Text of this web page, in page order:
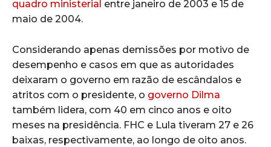
quadro ministerial entre janeiro de 2003 e 15 de
maio de 2004.
Considerando apenas demissões por motivo de
desempenho e casos em que as autoridades
deixaram o governo em razão de escândalos e
atritos com o presidente, o governo Dilma
também lidera, com 40 em cinco anos e oito
meses na presidência. FHC e Lula tiveram 27 e 26
baixas, respectivamente, ao longo de oito anos.